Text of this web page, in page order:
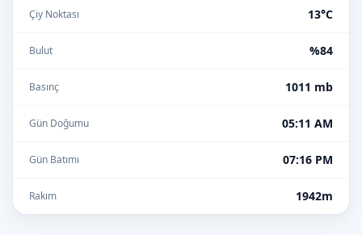
Çiy Noktası 13°C
Bulut %84
Basınç 1011 mb
Gün Doğumu 05:11 AM
Gün Batımı 07:16 PM
Rakım 1942m